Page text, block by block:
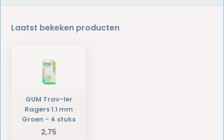
Laatst bekeken producten
GUM Trav-ler
Ragers 1.1 mm
Groen - 4 stuks
2,75